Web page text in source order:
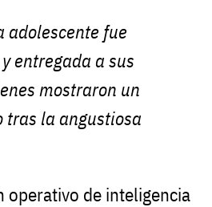
adolescente fue
entregada a sus
mostraron un
tras la angustiosa
operativo de inteligencia